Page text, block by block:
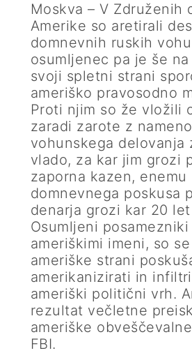
Moskva – V Združenih
Amerike so aretirali
domnevnih ruskih
osumljenec pa je še
svoji spletni strani
ameriško pravosodno
Proti njim so že vložili
zaradi zarote z
vohunskega delovanja
vlado, za kar jim grozi
zaporna kazen, enemu
domnevnega poskusa
denarja grozi kar 20
Osumljeni
ameriškimi imeni, so
ameriške strani
amerikanizirati in
ameriški politični vrh.
rezultat večletne
ameriške
FBI.